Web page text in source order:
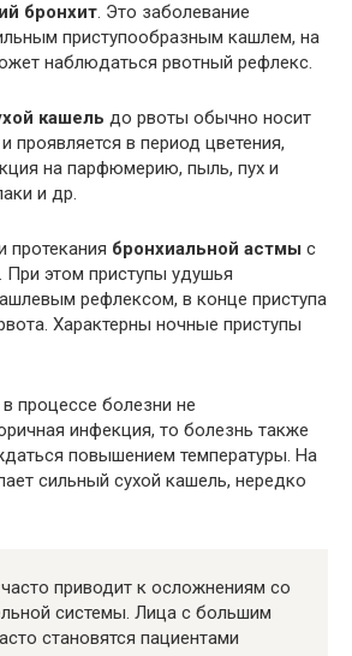
бронхит. Это заболевание
приступообразным кашлем, на
наблюдаться рвотный рефлекс.
кашель до рвоты обычно носит
проявляется в период цветения,
на парфюмерию, пыль, пух и
и др.
протекания бронхиальной астмы с
При этом приступы удушья
рефлексом, в конце приступа
Характерны ночные приступы
в процессе болезни не
инфекция, то болезнь также
повышением температуры. На
сильный сухой кашель, нередко
приводит к осложнениям со
системы. Лица с большим
становятся пациентами